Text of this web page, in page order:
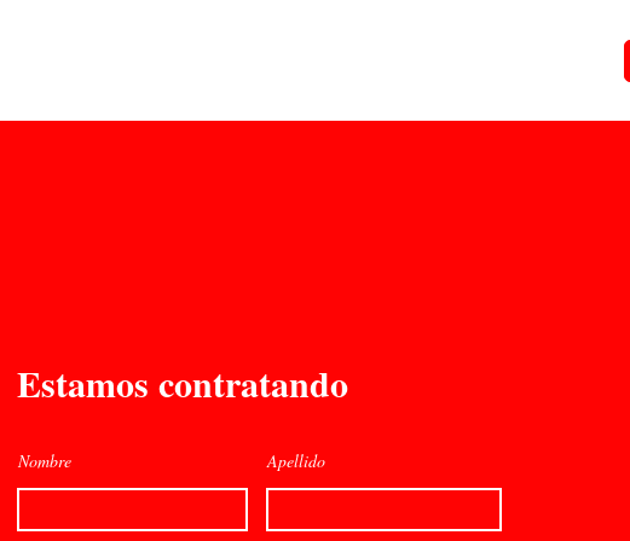
Estamos contratando
Nombre Apellido